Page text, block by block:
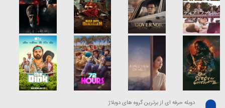
دوبله حرفه ای از برترین گروه های دوبلاژ